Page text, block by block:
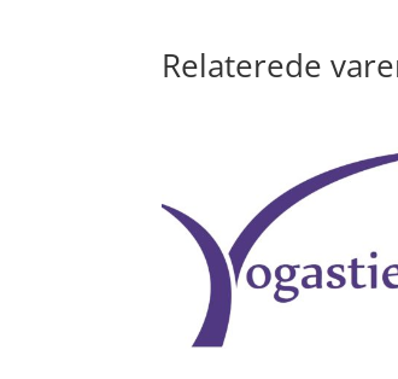
Relaterede